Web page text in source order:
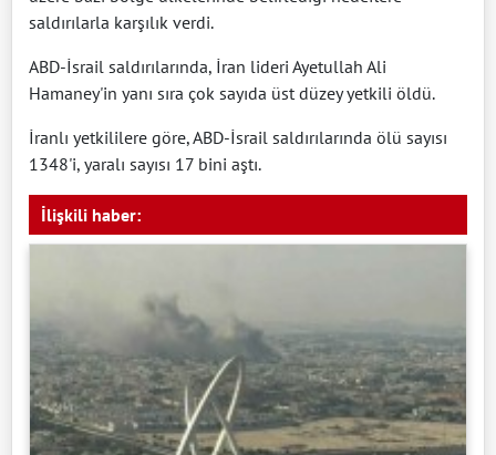
saldırılarla karşılık verdi.
ABD-İsrail saldırılarında, İran lideri Ayetullah Ali
Hamaney'in yanı sıra çok sayıda üst düzey yetkili öldü.
İranlı yetkililere göre, ABD-İsrail saldırılarında ölü sayısı
1348'i, yaralı sayısı 17 bini aştı.
İlişkili haber: